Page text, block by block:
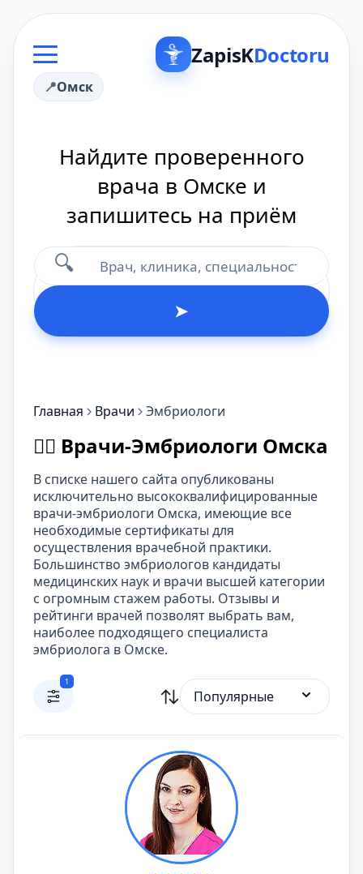
ZapisKDoctoru
Омск
Найдите проверенного
врача в Омске и
запишитесь на приём
🔍
➤
Главная Врачи Эмбриологи
👨‍⚕️ Врачи-Эмбриологи Омска
В списке нашего сайта опубликованы
исключительно высококвалифицированные
врачи-эмбриологи Омска, имеющие все
необходимые сертификаты для
осуществления врачебной практики.
Большинство эмбриологов кандидаты
медицинских наук и врачи высшей категории
с огромным стажем работы. Отзывы и
рейтинги врачей позволят выбрать вам,
наиболее подходящего специалиста
эмбриолога в Омске.
1
Популярные